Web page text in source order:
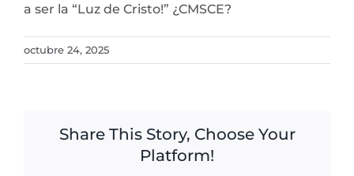
a ser la “Luz de Cristo!” ¿CMSCE?
octubre 24, 2025
Share This Story, Choose Your
Platform!